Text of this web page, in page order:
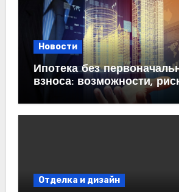
Новости
Ипотека без
взноса: возможности,
практические
Отделка и дизайн